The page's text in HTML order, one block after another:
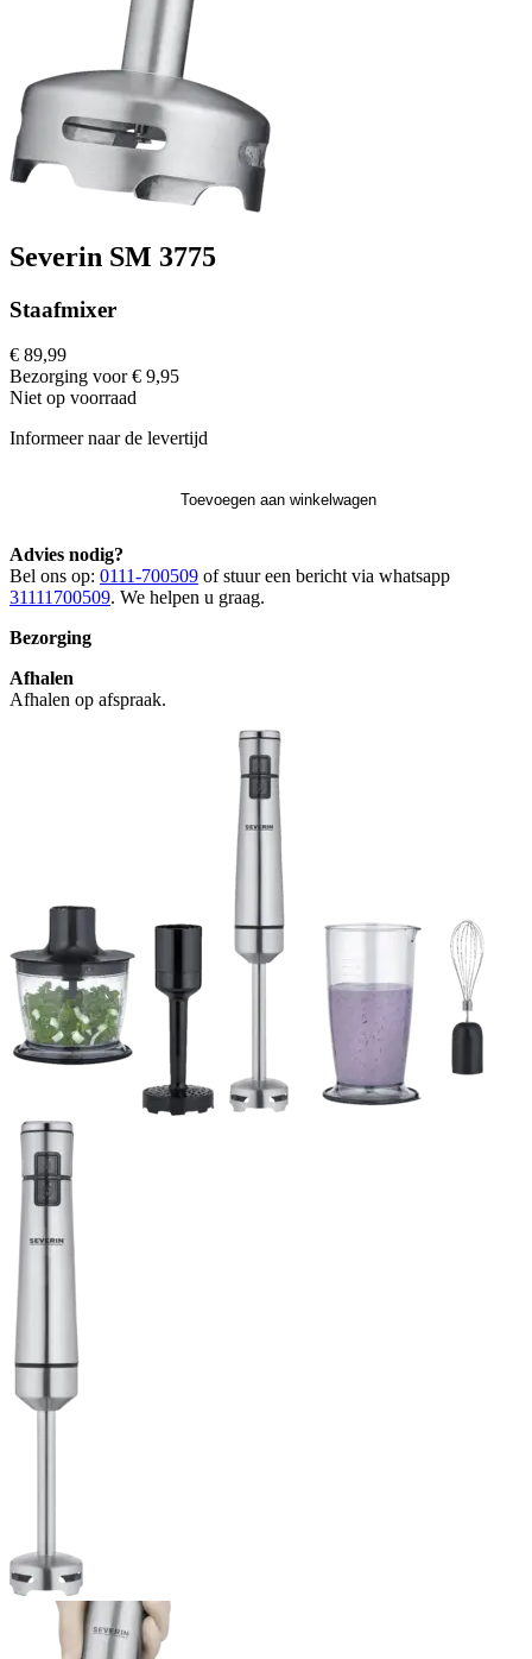
Severin SM 3775
Staafmixer
€ 89,99
Bezorging voor € 9,95
Niet op voorraad
Informeer naar de levertijd
Toevoegen aan winkelwagen
Advies nodig?
Bel ons op: 0111-700509 of stuur een bericht via whatsapp
31111700509. We helpen u graag.
Bezorging
Afhalen
Afhalen op afspraak.